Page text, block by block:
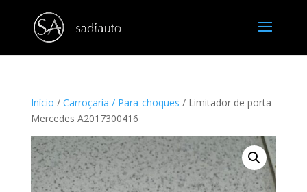
Início / Carroçaria / Para-choques / Limitador de porta
Mercedes A2017300416